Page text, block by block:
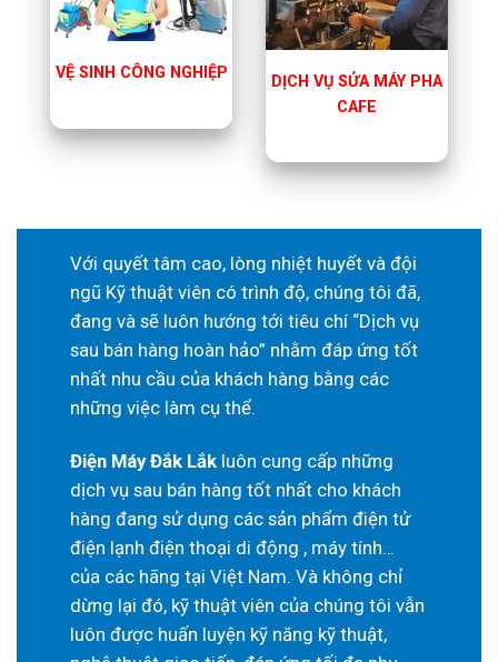
VỆ SINH CÔNG NGHIỆP
DỊCH VỤ SỬA MÁY PHA
CAFE
Với quyết tâm cao, lòng nhiệt huyết và đội
ngũ Kỹ thuật viên có trình độ, chúng tôi đã,
đang và sẽ luôn hướng tới tiêu chí “Dịch vụ
sau bán hàng hoàn hảo” nhằm đáp ứng tốt
nhất nhu cầu của khách hàng bằng các
những việc làm cụ thể.
Điện Máy Đắk Lắkluôn cung cấp những
dịch vụ sau bán hàng tốt nhất cho khách
hàng đang sử dụng các sản phẩm điện tử
điện lạnh điện thoại di động , máy tính…
của các hãng tại Việt Nam. Và không chỉ
dừng lại đó, kỹ thuật viên của chúng tôi vẫn
luôn được huấn luyện kỹ năng kỹ thuật,